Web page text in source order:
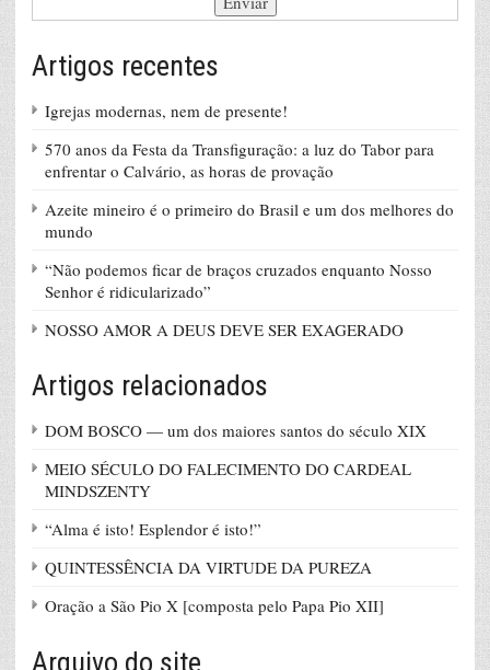
Artigos recentes
Igrejas modernas, nem de presente!
570 anos da Festa da Transfiguração: a luz do Tabor para
enfrentar o Calvário, as horas de provação
Azeite mineiro é o primeiro do Brasil e um dos melhores do
mundo
“Não podemos ficar de braços cruzados enquanto Nosso
Senhor é ridicularizado”
NOSSO AMOR A DEUS DEVE SER EXAGERADO
Artigos relacionados
DOM BOSCO — um dos maiores santos do século XIX
MEIO SÉCULO DO FALECIMENTO DO CARDEAL
MINDSZENTY
“Alma é isto! Esplendor é isto!”
QUINTESSÊNCIA DA VIRTUDE DA PUREZA
Oração a São Pio X [composta pelo Papa Pio XII]
Arquivo do site